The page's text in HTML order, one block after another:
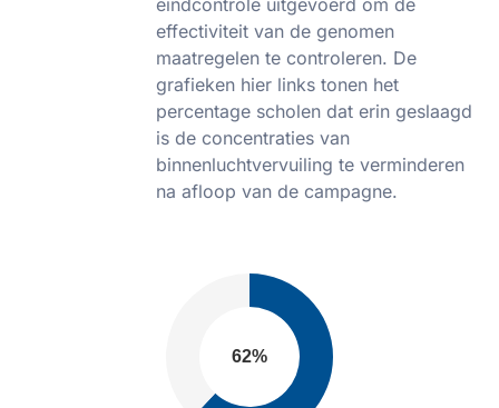
effectiviteit van de genomen
maatregelen te controleren. De
grafieken hier links tonen het
percentage scholen dat erin geslaagd
is de concentraties van
binnenluchtvervuiling te verminderen
na afloop van de campagne.